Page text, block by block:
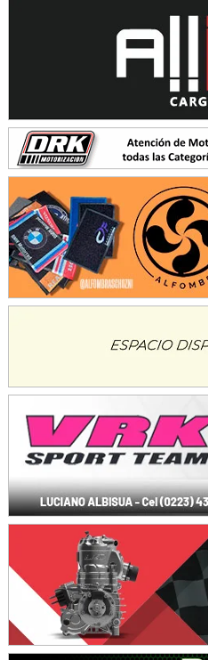
Ciudad de Trenque Lauquen (Asfalto)
ENTRERRIANO - F6 (POSTERGADA)
Parque de la Velocidad (Asfalto)
Villaguay (Entre Ríos)
VICTORIENSE - F7
El Cerro (Tierra)
Victoria (Entre Ríos)
PATAGONICO - F6
Moto Club Reginense (Tierra)
Gral. E. Godoy (Río Negro)
CSK - F7
Humboldt (Santa Fe)
Ciudad de Avellaneda (Asfalto)
SUR SANTAFESINO - F4
José Samuel Sánchez (Tierra)
TUCUMANO - F5
Juan Navarro (Asfalto)
El Timbó (Tucumán)